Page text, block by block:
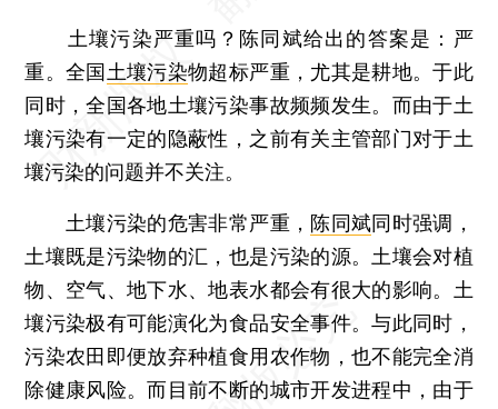
土壤污染严重吗？陈同斌给出的答案是：严
重。全国 土壤污染物超标严重，尤其是耕地。于此
同时，全国各地土壤污染事故频频发生。而由于土
壤污染有一定的隐蔽性，之前有关主管部门对于土
壤污染的问题并不关注。
土壤污染的危害非常严重， 陈同斌同时强调，
土壤既是污染物的汇，也是污染的源。土壤会对植
物、空气、地下水、地表水都会有很大的影响。土
壤污染极有可能演化为食品安全事件。与此同时，
污染农田即便放弃种植食用农作物，也不能完全消
除健康风险。而目前不断的城市开发进程中，由于